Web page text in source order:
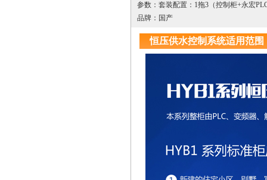
参数：套装配置：1拖3（控制柜+永宏
品牌：国产
恒压供水控制系统适用范围